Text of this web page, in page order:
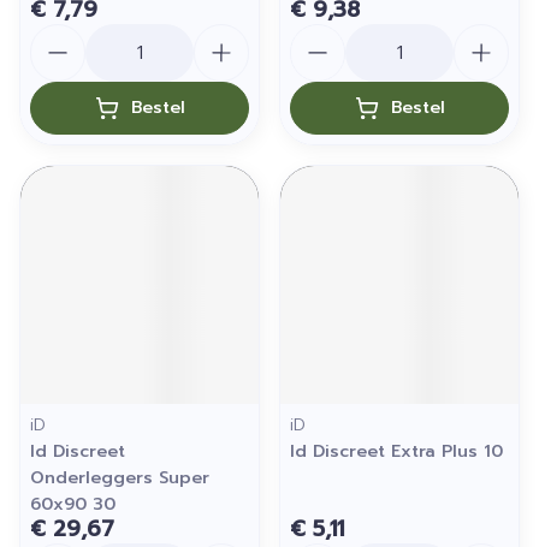
€ 7,79
Bestel
€ 9,38
Bestel
iD
Id Discreet
Onderleggers Super
60x90 30
€ 29,67
iD
Id Discreet Extra Plus 10
€ 5,11